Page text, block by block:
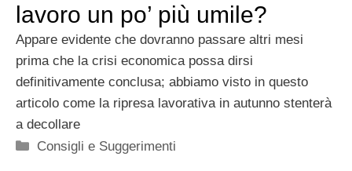
lavoro un po’ più umile?
Appare evidente che dovranno passare altri mesi
prima che la crisi economica possa dirsi
definitivamente conclusa; abbiamo visto in questo
articolo come la ripresa lavorativa in autunno stenterà
a decollare
Categorie
Consigli e Suggerimenti